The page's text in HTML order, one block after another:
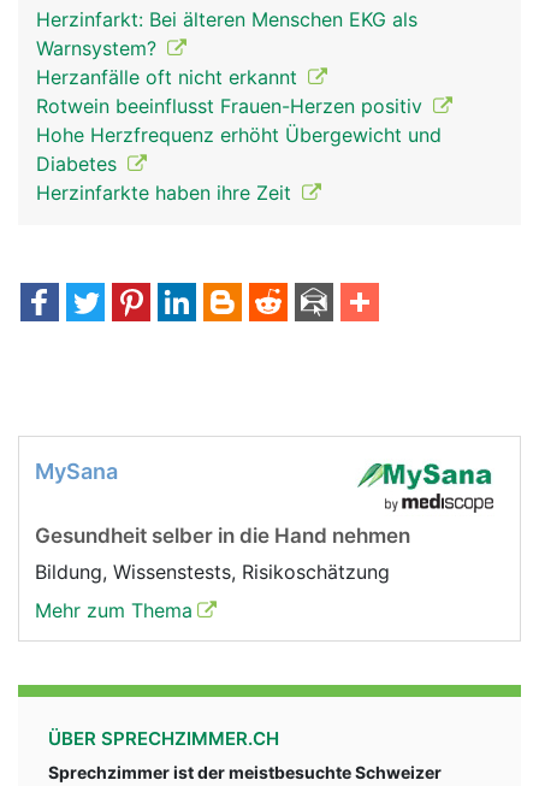
Herzinfarkt: Bei älteren Menschen EKG als
Warnsystem?
Herzanfälle oft nicht erkannt
Rotwein beeinflusst Frauen-Herzen positiv
Hohe Herzfrequenz erhöht Übergewicht und
Diabetes
Herzinfarkte haben ihre Zeit
MySana
Gesundheit selber in die Hand nehmen
Bildung, Wissenstests, Risikoschätzung
Mehr zum Thema
ÜBER SPRECHZIMMER.CH
Sprechzimmer ist der meistbesuchte Schweizer